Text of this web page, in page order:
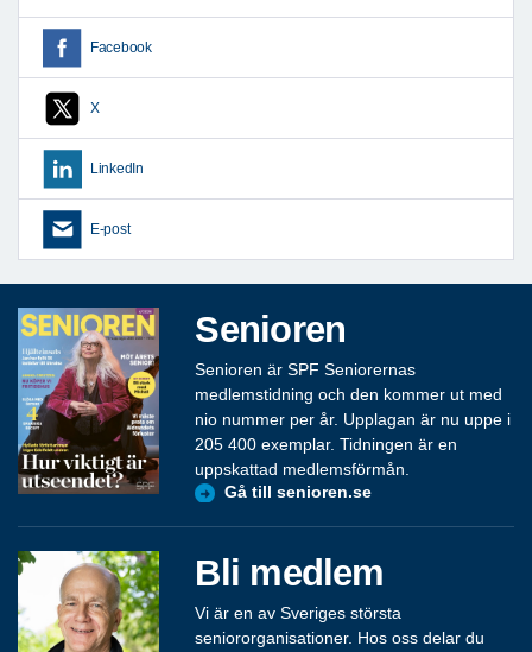
Facebook
X
LinkedIn
E-post
Senioren
Senioren är SPF Seniorernas
medlemstidning och den kommer ut med
nio nummer per år. Upplagan är nu uppe i
205 400 exemplar. Tidningen är en
uppskattad medlemsförmån.
Gå till senioren.se
Bli medlem
Vi är en av Sveriges största
seniororganisationer. Hos oss delar du